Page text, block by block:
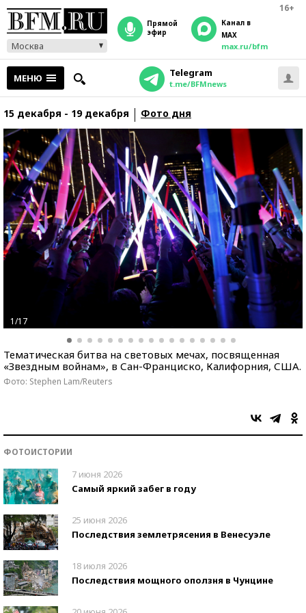
16+
Москва
прямой
эфир
Канал в
MAX
max.ru/bfm
МЕНЮ Telegram
t.me/BFMnews
15 декабря - 19 декабря Фото дня
1/17
Тематическая битва на световых мечах, посвященная
«Звездным войнам», в Сан-Франциско, Калифорния, США.
Фото: Stephen Lam/Reuters
ФОТОИСТОРИИ
7 июня 2026
Самый яркий забег в году
25 июня 2026
Последствия землетрясения в Венесуэле
18 июля 2026
Последствия мощного оползня в Чунцине